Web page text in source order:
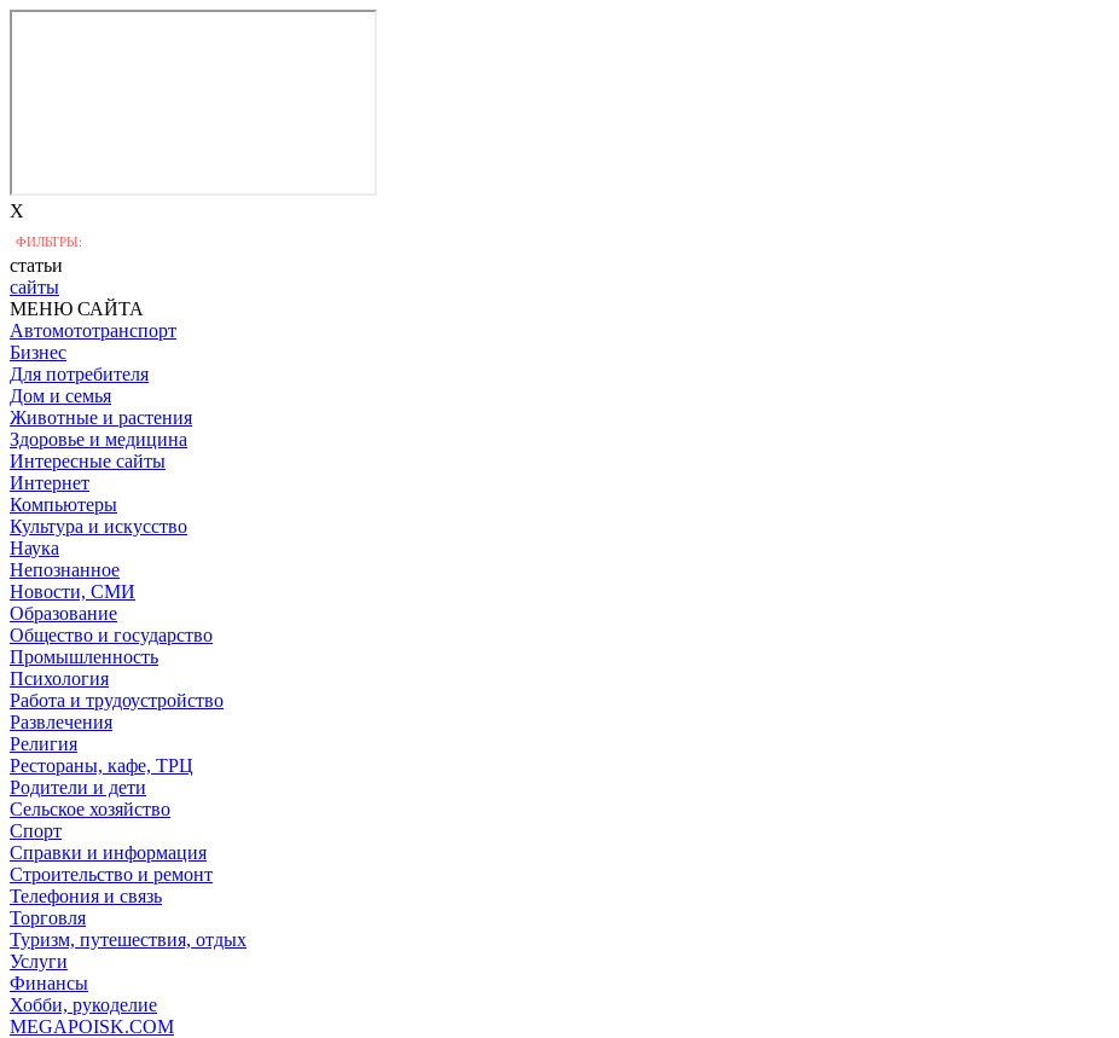
X
ФИЛЬТРЫ:
статьи
сайты
МЕНЮ САЙТА
Автомототранспорт
Бизнес
Для потребителя
Дом и семья
Животные и растения
Здоровье и медицина
Интересные сайты
Интернет
Компьютеры
Культура и искусство
Наука
Непознанное
Новости, СМИ
Образование
Общество и государство
Промышленность
Психология
Работа и трудоустройство
Развлечения
Религия
Рестораны, кафе, ТРЦ
Родители и дети
Сельское хозяйство
Спорт
Справки и информация
Строительство и ремонт
Телефония и связь
Торговля
Туризм, путешествия, отдых
Услуги
Финансы
Хобби, рукоделие
MEGAPOISK.COM